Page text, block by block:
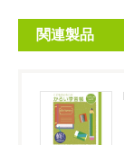
関連製品